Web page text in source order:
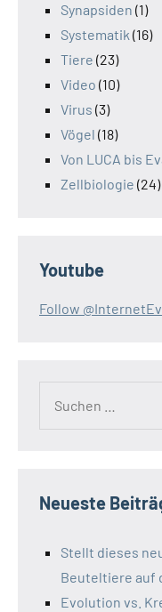
Synapsiden (1)
Systematik (16)
Tiere (23)
Video (10)
Virus (3)
Vögel (18)
Von LUCA bis
Zellbiologie (24)
Youtube
Follow
Neueste
Stellt dieses
Beuteltiere auf
Evolution vs.